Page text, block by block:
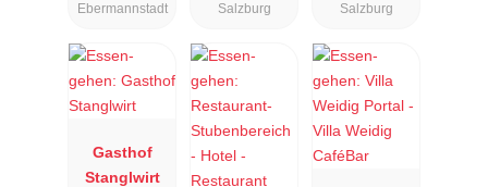
Ebermannstadt Salzburg
Salzburg
Gasthof
Stanglwirt